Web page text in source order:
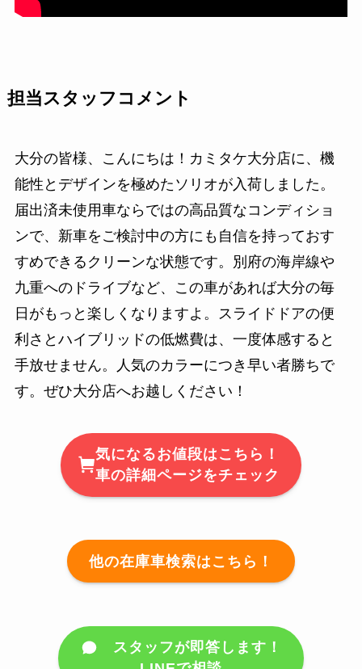
担当スタッフコメント
大分の皆様、こんにちは！カミタケ大分店に、機
能性とデザインを極めたソリオが入荷しました。
届出済未使用車ならではの高品質なコンディショ
ンで、新車をご検討中の方にも自信を持っておす
すめできるクリーンな状態です。別府の海岸線や
九重へのドライブなど、この車があれば大分の毎
日がもっと楽しくなりますよ。スライドドアの便
利さとハイブリッドの低燃費は、一度体感すると
手放せません。人気のカラーにつき早い者勝ちで
す。ぜひ大分店へお越しください！
気になるお値段はこちら！
車の詳細ページをチェック
他の在庫車検索はこちら！
スタッフが即答します！